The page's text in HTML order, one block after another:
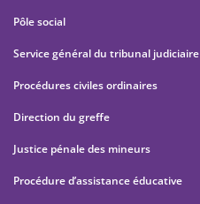
Pôle social
Service général du tribunal judiciaire
Procédures civiles ordinaires
Direction du greffe
Justice pénale des mineurs
Procédure d’assistance éducative